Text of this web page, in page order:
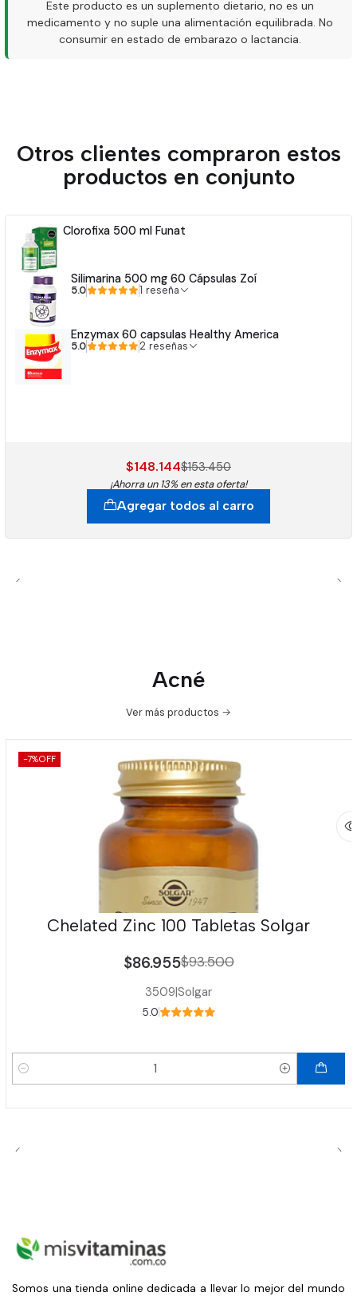
Este producto es un suplemento dietario, no es un
medicamento y no suple una alimentación equilibrada. No
consumir en estado de embarazo o lactancia.
Otros clientes compraron estos
productos en conjunto
Clorofixa 500 ml Funat
Silimarina 500 mg 60 Cápsulas Zoí
5.0 1 reseña
Enzymax 60 capsulas Healthy America
5.0 2 reseñas
$148.144$153.450
¡Ahorra un 13% en esta oferta!
Agregar todos al carro
Acné
Ver más productos
-7%OFF
Chelated Zinc 100 Tabletas Solgar
$86.955$93.500
3509|Solgar
5.0
Cantidad
Somos una tienda online dedicada a llevar lo mejor del mundo